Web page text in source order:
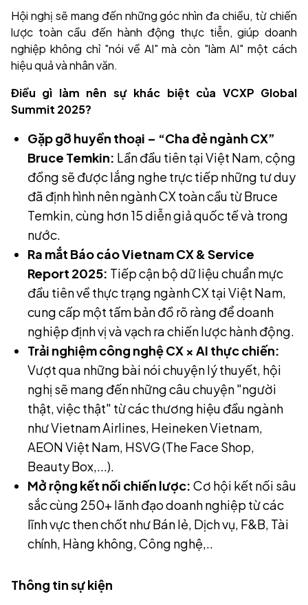
Hội nghị sẽ mang đến những góc nhìn đa chiều, từ chiến
lược toàn cầu đến hành động thực tiễn, giúp doanh
nghiệp không chỉ "nói về AI" mà còn "làm AI" một cách
hiệu quả và nhân văn.
Điều gì làm nên sự khác biệt của VCXP Global
Summit 2025?
Gặp gỡ huyền thoại – “Cha đẻ ngành CX”
Bruce Temkin: Lần đầu tiên tại Việt Nam, cộng
đồng sẽ được lắng nghe trực tiếp những tư duy
đã định hình nên ngành CX toàn cầu từ Bruce
Temkin, cùng hơn 15 diễn giả quốc tế và trong
nước.
Ra mắt Báo cáo Vietnam CX & Service
Report 2025: Tiếp cận bộ dữ liệu chuẩn mực
đầu tiên về thực trạng ngành CX tại Việt Nam,
cung cấp một tấm bản đồ rõ ràng để doanh
nghiệp định vị và vạch ra chiến lược hành động.
Trải nghiệm công nghệ CX × AI thực chiến:
Vượt qua những bài nói chuyện lý thuyết, hội
nghị sẽ mang đến những câu chuyện "người
thật, việc thật" từ các thương hiệu đầu ngành
như Vietnam Airlines, Heineken Vietnam,
AEON Việt Nam, HSVG (The Face Shop,
Beauty Box,...).
Mở rộng kết nối chiến lược: Cơ hội kết nối sâu
sắc cùng 250+ lãnh đạo doanh nghiệp từ các
lĩnh vực then chốt như Bán lẻ, Dịch vụ, F&B, Tài
chính, Hàng không, Công nghệ,..
Thông tin sự kiện